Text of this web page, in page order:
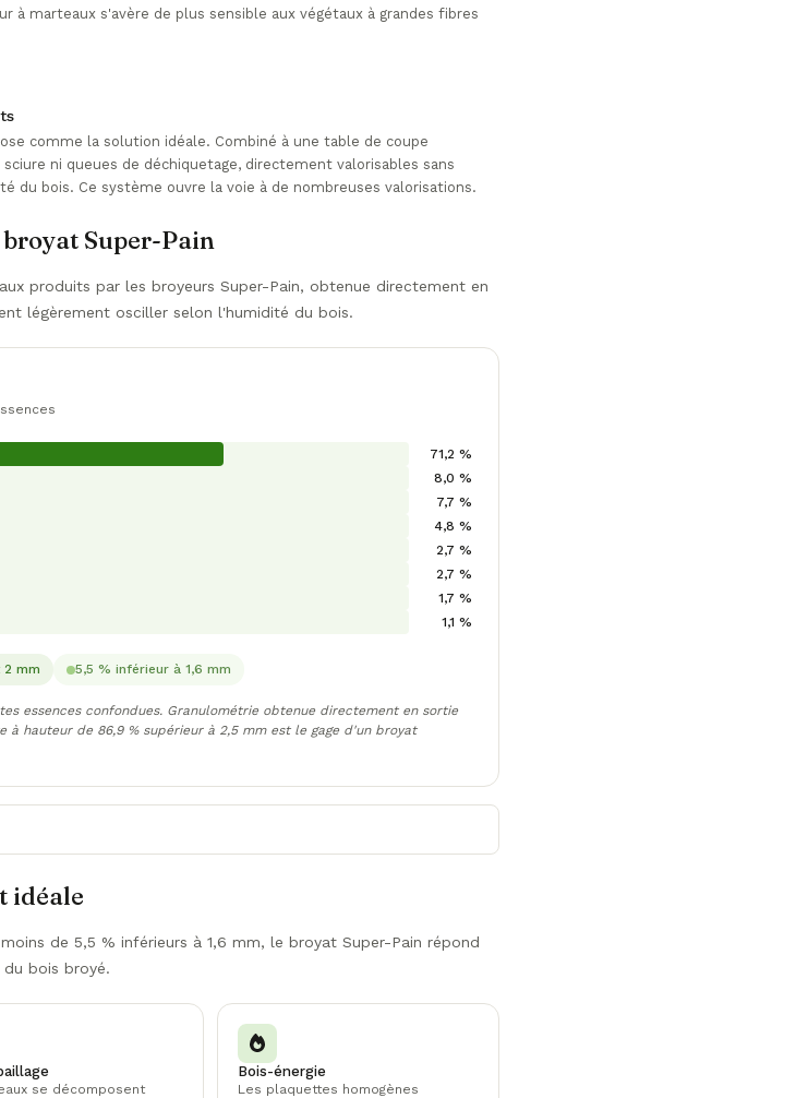
à marteaux s'avère de plus sensible aux végétaux à grandes fibres
comme la solution idéale. Combiné à une table de coupe
ni queues de déchiquetage, directement valorisables sans
du bois. Ce système ouvre la voie à de nombreuses valorisations.
Super-Pain
produits par les broyeurs Super-Pain, obtenue directement en
légèrement osciller selon l'humidité du bois.
71,2 %
8,0 %
7,7 %
4,8 %
2,7 %
2,7 %
1,7 %
1,1 %
2 mm 5,5 % inférieur à 1,6 mm
essences confondues. Granulométrie obtenue directement en sortie
hauteur de 86,9 % supérieur à 2,5 mm est le gage d'un broyat
idéale
de 5,5 % inférieurs à 1,6 mm, le broyat Super-Pain répond
bois broyé.
se décomposent
Bois-énergie
Les plaquettes homogènes